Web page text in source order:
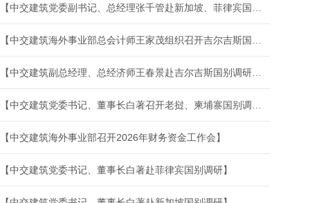
【中交建筑党委副书记、总经理张千管赴新加坡、菲律宾国别调研】
【中交建筑海外事业部总会计师王家茂组织召开吉尔吉斯国别财务专项工作研讨会】
【中交建筑副总经理、总经济师王春景赴吉尔吉斯国别调研指导工作】
【中交建筑党委书记、董事长白著召开老挝、柬埔寨国别调研座谈会】
【中交建筑海外事业部召开2026年财务资金工作会】
【中交建筑党委书记、董事长白著赴菲律宾国别调研】